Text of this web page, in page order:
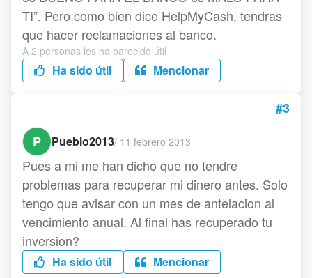
TI”. Pero como bien dice HelpMyCash, tendras
que hacer reclamaciones al banco.
A 2 personas les ha parecido útil
Ha sido útil Mencionar
#3
P
Pueblo2013/ 11 febrero 2013
Pues a mi me han dicho que no tendre
problemas para recuperar mi dinero antes. Solo
tengo que avisar con un mes de antelacion al
vencimiento anual. Al final has recuperado tu
inversion?
Ha sido útil Mencionar